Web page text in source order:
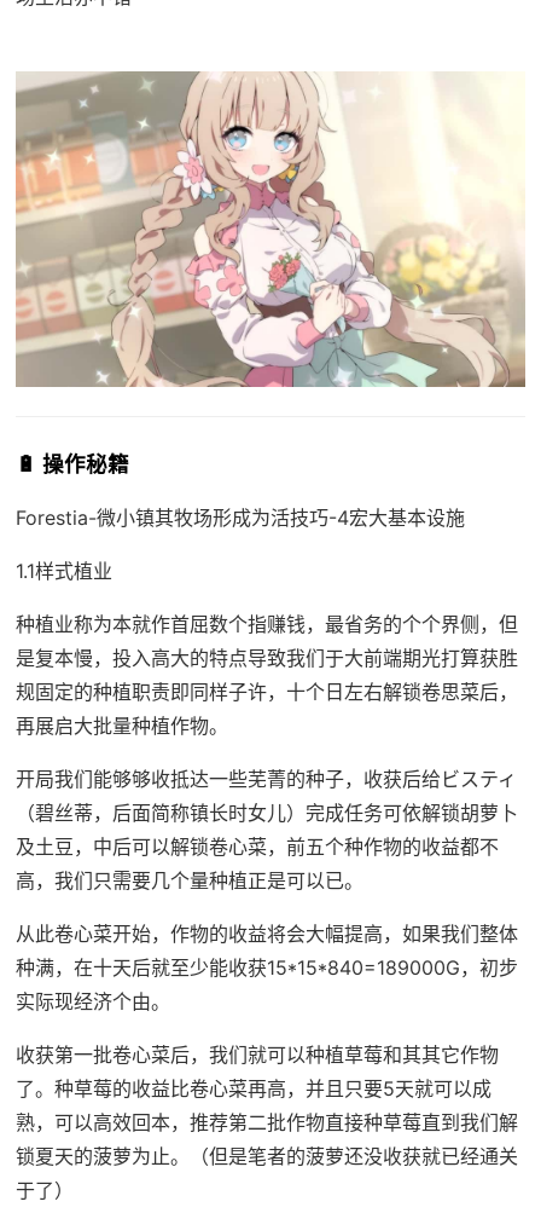
🔋 操作秘籍
Forestia-微小镇其牧场形成为活技巧-4宏大基本设施
1.1样式植业
种植业称为本就作首屈数个指赚钱，最省务的个个界侧，但
是复本慢，投入高大的特点导致我们于大前端期光打算获胜
规固定的种植职责即同样子许，十个日左右解锁卷思菜后，
再展启大批量种植作物。
开局我们能够够收抵达一些芜菁的种子，收获后给ビスティ
（碧丝蒂，后面简称镇长时女儿）完成任务可依解锁胡萝卜
及土豆，中后可以解锁卷心菜，前五个种作物的收益都不
高，我们只需要几个量种植正是可以已。
从此卷心菜开始，作物的收益将会大幅提高，如果我们整体
种满，在十天后就至少能收获15*15*840=189000G，初步
实际现经济个由。
收获第一批卷心菜后，我们就可以种植草莓和其其它作物
了。种草莓的收益比卷心菜再高，并且只要5天就可以成
熟，可以高效回本，推荐第二批作物直接种草莓直到我们解
锁夏天的菠萝为止。（但是笔者的菠萝还没收获就已经通关
于了）